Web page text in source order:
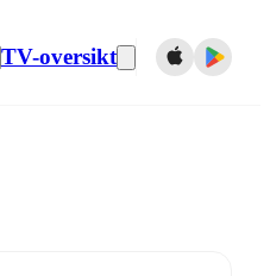
TV-oversikt